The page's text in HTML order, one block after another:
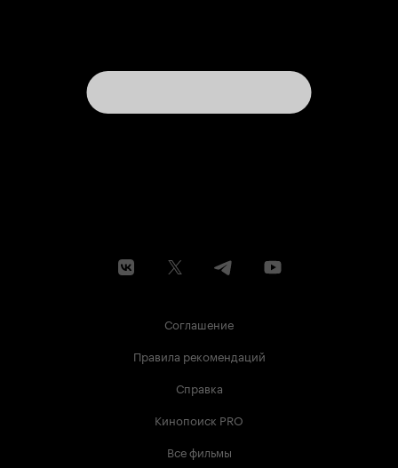
Соглашение
Правила рекомендаций
Справка
Кинопоиск PRO
Все фильмы